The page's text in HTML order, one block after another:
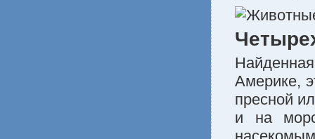
Америке,
пресной
и на